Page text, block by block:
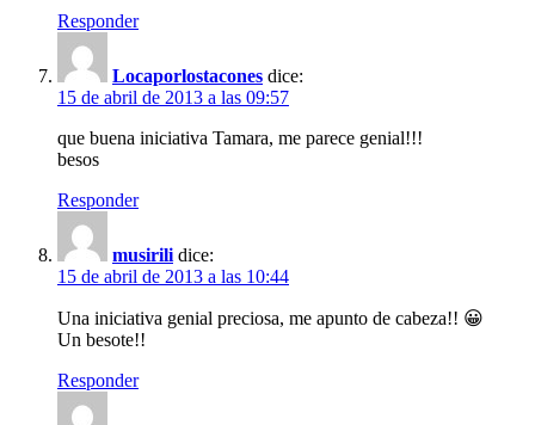
Responder
Locaporlostacones dice:
15 de abril de 2013 a las 09:57
que buena iniciativa Tamara, me parece genial!!!
besos
Responder
musirili dice:
15 de abril de 2013 a las 10:44
Una iniciativa genial preciosa, me apunto de cabeza!! 😀
Un besote!!
Responder